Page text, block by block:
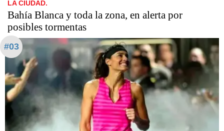
LA CIUDAD.
Bahía Blanca y toda la zona, en alerta por
posibles tormentas
#03